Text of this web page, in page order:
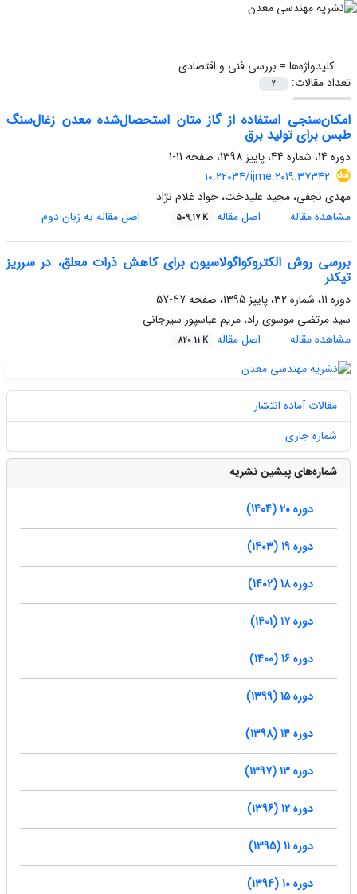
کلیدواژه‌ها = بررسی فنی و اقتصادی
تعداد مقالات:
2
امکان‌سنجی استفاده از گاز متان استحصال‌شده معدن زغال‌سنگ
طبس برای تولید برق
دوره 14، شماره 44، پاییز 1398، صفحه
11-1
10.22034/ijme.2019.37342
مهدی نجفی، مجید علیدخت، جواد غلام نژاد
مشاهده مقاله
اصل مقاله 509.17 K اصل مقاله به زبان دوم
بررسی روش الکتروکواگولاسیون برای کاهش ذرات معلق، در سرریز
تیکنر
دوره 11، شماره 32، پاییز 1395، صفحه
47-57
سید مرتضی موسوی راد، مریم عباسپور سیرجانی
مشاهده مقاله
اصل مقاله 820.11 K
مقالات آماده انتشار
شماره جاری
شماره‌های پیشین نشریه
دوره 20 (1404)
دوره 19 (1403)
دوره 18 (1402)
دوره 17 (1401)
دوره 16 (1400)
دوره 15 (1399)
دوره 14 (1398)
دوره 13 (1397)
دوره 12 (1396)
دوره 11 (1395)
دوره 10 (1394)